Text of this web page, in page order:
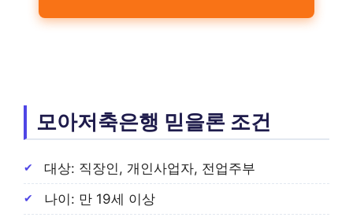
모아저축은행 믿을론 조건
대상: 직장인, 개인사업자, 전업주부
나이: 만 19세 이상